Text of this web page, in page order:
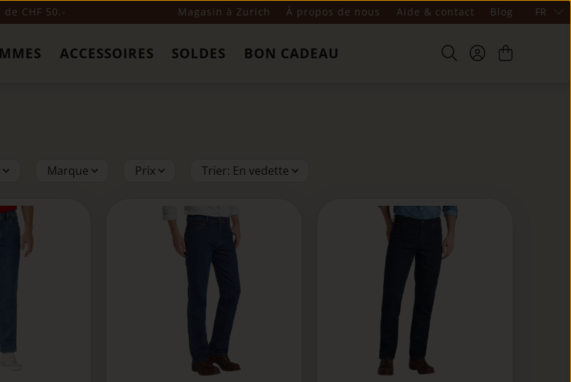
CHF 50.- Magasin à Zurich À propos de nous Aide & contact Blog FR
ACCESSOIRES SOLDES BON CADEAU
Marque Prix Trier: En vedette